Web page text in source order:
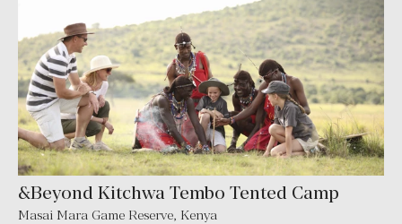
&Beyond Kitchwa Tembo Tented Camp
Masai Mara Game Reserve, Kenya